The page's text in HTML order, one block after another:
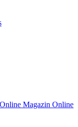
Online